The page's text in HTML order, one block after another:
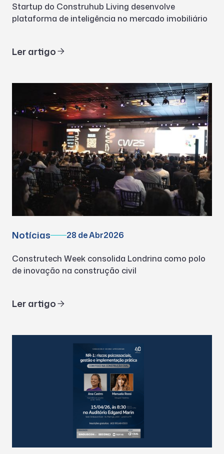
Startup do Construhub Living desenvolve
plataforma de inteligência no mercado imobiliário
Ler artigo
Notícias 28 de Abr2026
Construtech Week consolida Londrina como polo
de inovação na construção civil
Ler artigo